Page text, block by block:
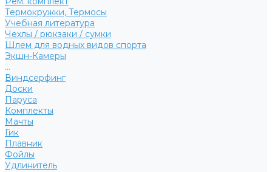
Термокружки, Термосы
Учебная литература
Чехлы / рюкзаки / сумки
Шлем для водных видов спорта
Экшн-Камеры
...
Виндсерфинг
Доски
Паруса
Комплекты
Мачты
Гик
Плавник
Фойлы
Удлинитель